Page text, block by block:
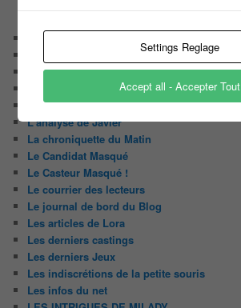
Audiences
Détournement du jour
Huggy les bons tuyaux
L'analyse de Javier
La chroniquette du Matin
Le Candidat Masqué
Le Casteur Masqué !
Le courrier des lecteurs
Le journal de bord du Blog
Les articles de Lora
Les derniers castings
Les derniers Jeux
Les indiscrétions de la petite souris
Les infos du net
Settings Reglage
Accept all - Accepter Tout